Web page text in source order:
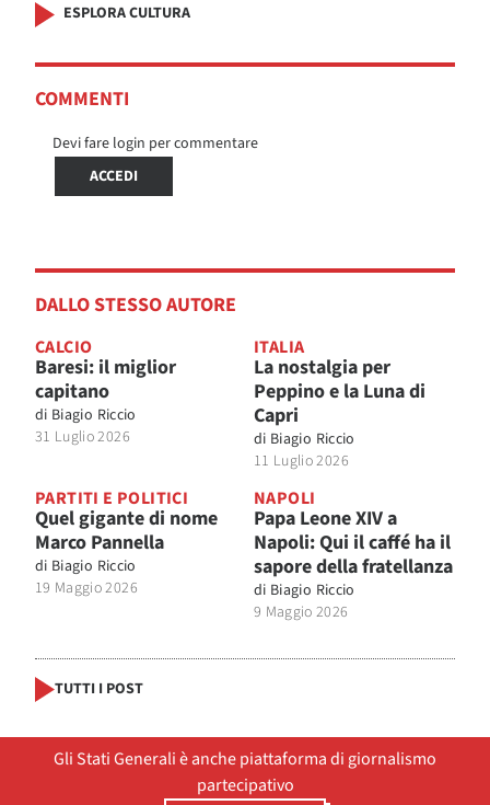
ESPLORA CULTURA
COMMENTI
Devi fare login per commentare
ACCEDI
DALLO STESSO AUTORE
CALCIO
Baresi: il miglior
capitano
di Biagio Riccio
31 Luglio 2026
ITALIA
La nostalgia per
Peppino e la Luna di
Capri
di Biagio Riccio
11 Luglio 2026
PARTITI E POLITICI
Quel gigante di nome
Marco Pannella
di Biagio Riccio
19 Maggio 2026
NAPOLI
Papa Leone XIV a
Napoli: Qui il caffé ha il
sapore della fratellanza
di Biagio Riccio
9 Maggio 2026
TUTTI I POST
Gli Stati Generali è anche piattaforma di giornalismo
partecipativo